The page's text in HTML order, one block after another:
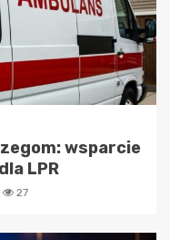
wsparcie
LPR
27